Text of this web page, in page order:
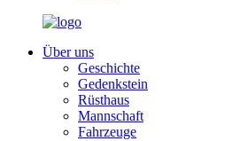
Über uns
Geschichte
Gedenkstein
Rüsthaus
Mannschaft
Fahrzeuge